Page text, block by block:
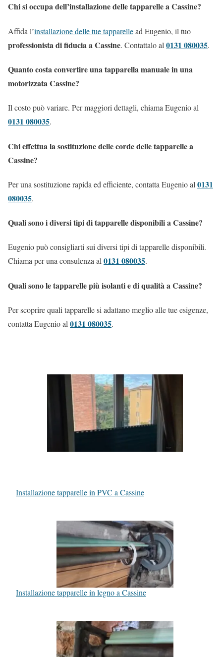
Chi si occupa dell’installazione delle tapparelle a Cassine?
Affida l’installazione delle tue tapparellead Eugenio, il tuo
professionista di fiducia a Cassine. Contattalo al 0131 080035.
Quanto costa convertire una tapparella manuale in una
motorizzata Cassine?
Il costo può variare. Per maggiori dettagli, chiama Eugenio al
0131 080035.
Chi effettua la sostituzione delle corde delle tapparelle a
Cassine?
Per una sostituzione rapida ed efficiente, contatta Eugenio al 0131
080035.
Quali sono i diversi tipi di tapparelle disponibili a Cassine?
Eugenio può consigliarti sui diversi tipi di tapparelle disponibili.
Chiama per una consulenza al0131 080035.
Quali sono le tapparelle più isolanti e di qualità a Cassine?
Per scoprire quali tapparelle si adattano meglio alle tue esigenze,
contatta Eugenio al 0131 080035.
Installazione tapparelle in PVC a Cassine
Installazione tapparelle in legno a Cassine